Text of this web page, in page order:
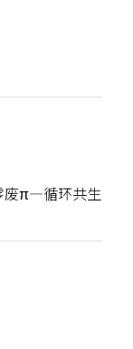
废π—循环共生